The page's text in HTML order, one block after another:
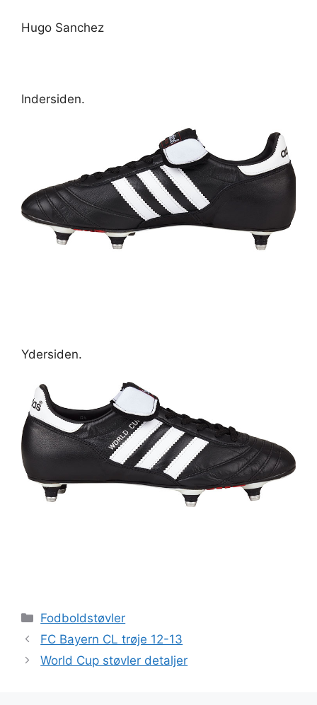
Hugo Sanchez
Indersiden.
Ydersiden.
Kategorier
Fodboldstøvler
FC Bayern CL trøje 12-13
World Cup støvler detaljer